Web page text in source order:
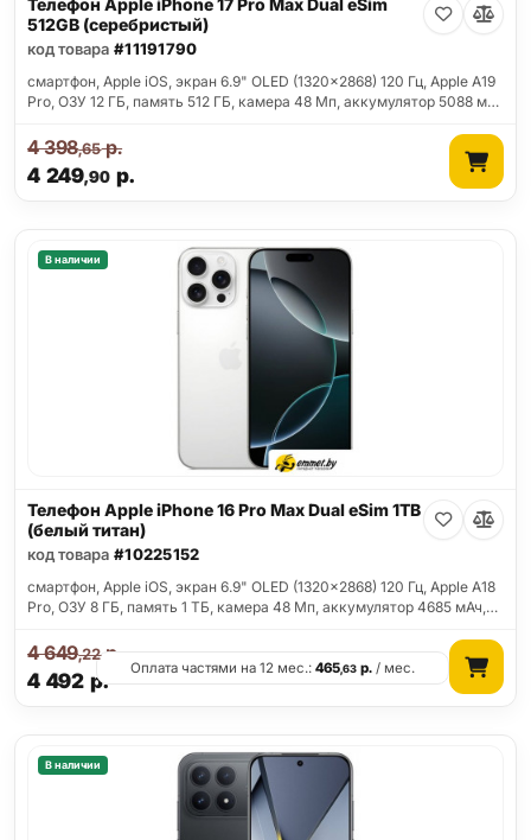
Телефон Apple iPhone 17 Pro Max Dual eSim
512GB (серебристый)
код товара #11191790
смартфон, Apple iOS, экран 6.9" OLED (1320x2868) 120 Гц, Apple A19
Pro, ОЗУ 12 ГБ, память 512 ГБ, камера 48 Мп, аккумулятор 5088 м…
4 249,90 р.
4 398,65р.
В наличии
Телефон Apple iPhone 16 Pro Max Dual eSim 1TB
(белый титан)
код товара #10225152
смартфон, Apple iOS, экран 6.9" OLED (1320x2868) 120 Гц, Apple A18
Pro, ОЗУ 8 ГБ, память 1 ТБ, камера 48 Мп, аккумулятор 4685 мАч,…
4 492 р.
4 649,22р.
Оплата частями на 12 мес.:465,63 р. / мес.
В наличии